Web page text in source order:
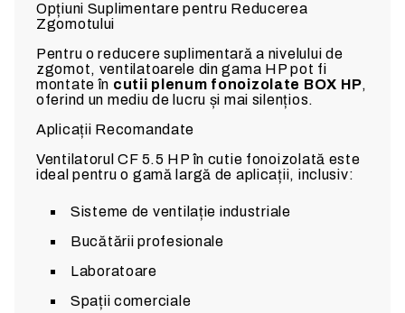
Opțiuni Suplimentare pentru Reducerea
Zgomotului
Pentru o reducere suplimentară a nivelului de
zgomot, ventilatoarele din gama HP pot fi
montate în cutii plenum fonoizolate BOX HP,
oferind un mediu de lucru și mai silențios.
Aplicații Recomandate
Ventilatorul CF 5.5 HP în cutie fonoizolată este
ideal pentru o gamă largă de aplicații, inclusiv:
Sisteme de ventilație industriale
Bucătării profesionale
Laboratoare
Spații comerciale